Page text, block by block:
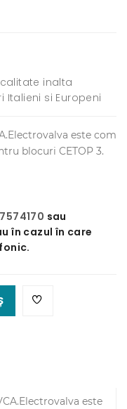
inalta
si Europeni
este com
blocuri CETOP 3.
sau
în cazul în care
este